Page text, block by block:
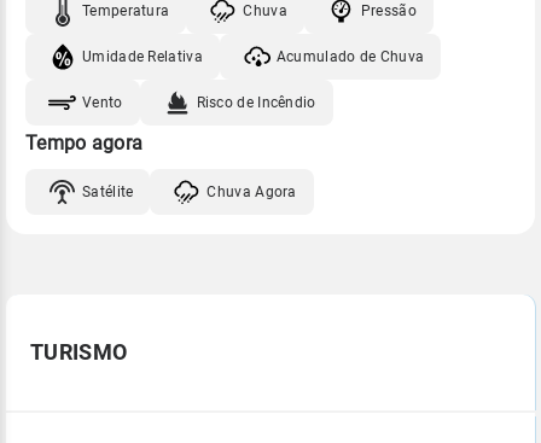
Temperatura Chuva Pressão
Umidade Relativa Acumulado de Chuva
Vento Risco de Incêndio
Tempo agora
Satélite Chuva Agora
TURISMO